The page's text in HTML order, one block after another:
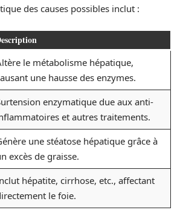
des causes possibles inclut :
le métabolisme hépatique,
une hausse des enzymes.
enzymatique due aux anti-
et autres traitements.
une stéatose hépatique grâce à
excès de graisse.
hépatite, cirrhose, etc., affectant
le foie.